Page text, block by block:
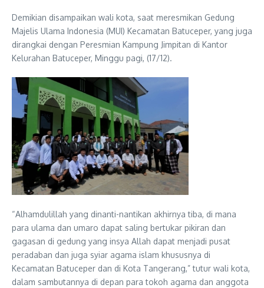
Demikian disampaikan wali kota, saat meresmikan Gedung
Majelis Ulama Indonesia (MUI) Kecamatan Batuceper, yang juga
dirangkai dengan Peresmian Kampung Jimpitan di Kantor
Kelurahan Batuceper, Minggu pagi, (17/12).
“Alhamdulillah yang dinanti-nantikan akhirnya tiba, di mana
para ulama dan umaro dapat saling bertukar pikiran dan
gagasan di gedung yang insya Allah dapat menjadi pusat
peradaban dan juga syiar agama islam khususnya di
Kecamatan Batuceper dan di Kota Tangerang,” tutur wali kota,
dalam sambutannya di depan para tokoh agama dan anggota